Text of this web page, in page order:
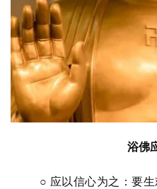
浴佛
○ 应以信心为之：要